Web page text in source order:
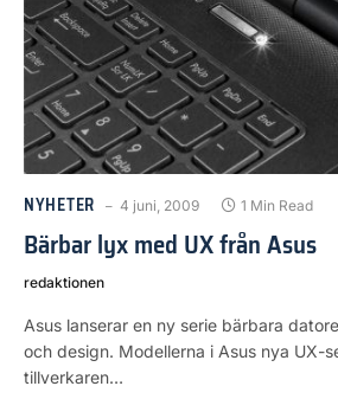
NYHETER 4 juni, 2009 1 Min Read
Bärbar lyx med UX från Asus
redaktionen
Asus lanserar en ny serie bärbara
och design. Modellerna i Asus nya UX-
tillverkaren…